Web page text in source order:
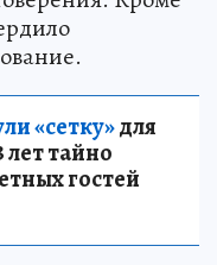
«сетку»для
лет тайно
гостей